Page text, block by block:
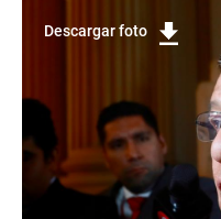
Descargar foto